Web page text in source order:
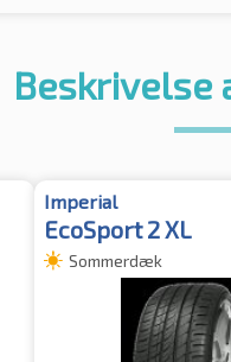
Beskrivelse
Imperial
EcoSport 2 XL
Sommerdæk